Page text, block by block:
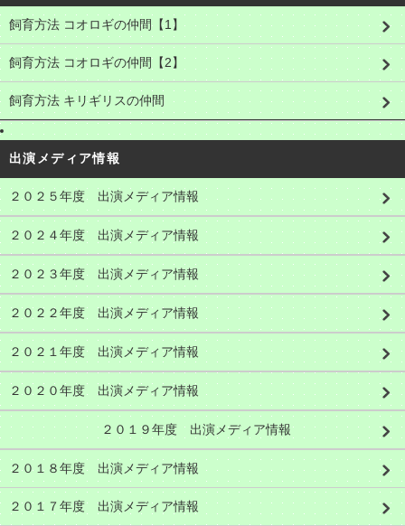
飼育方法 コオロギの仲間【1】
飼育方法 コオロギの仲間【2】
飼育方法 キリギリスの仲間
出演メディア情報
２０２５年度 出演メディア情報
２０２４年度 出演メディア情報
２０２３年度 出演メディア情報
２０２２年度 出演メディア情報
２０２１年度 出演メディア情報
２０２０年度 出演メディア情報
２０１９年度 出演メディア情報
２０１８年度 出演メディア情報
２０１７年度 出演メディア情報